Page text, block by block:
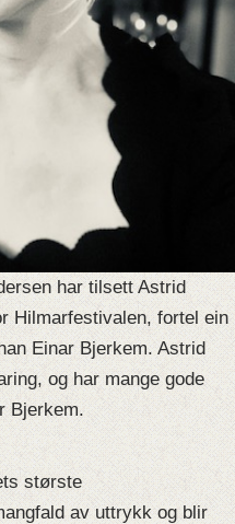
har tilsett Astrid
Hilmarfestivalen, fortel ein
Einar Bjerkem. Astrid
og har mange gode
Bjerkem.
største
av uttrykk og blir